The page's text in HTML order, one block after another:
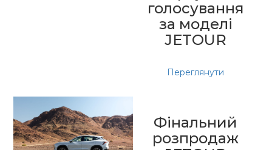
голосування
за моделі
JETOUR
Переглянути
Фінальний
розпродаж